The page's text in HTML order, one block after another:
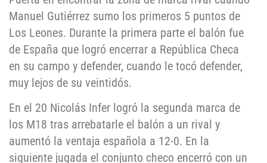
Manuel Gutiérrez sumo los primeros 5 puntos de
Los Leones. Durante la primera parte el balón fue
de España que logró encerrar a República Checa
en su campo y defender, cuando le tocó defender,
muy lejos de su veintidós.
En el 20 Nicolás Infer logró la segunda marca de
los M18 tras arrebatarle el balón a un rival y
aumentó la ventaja española a 12-0. En la
siguiente jugada el conjunto checo encerró con un